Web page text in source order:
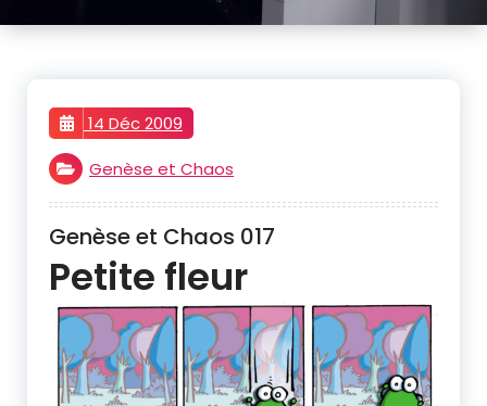
14 Déc 2009
Genèse et Chaos
Genèse et Chaos 017
Petite fleur